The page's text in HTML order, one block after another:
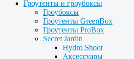
Гроутенты и гроубоксы
Гроубоксы
Гроутенты GreenBox
Гроутенты ProBox
Secret Jardin
Hydro Shoot
Аксессуары